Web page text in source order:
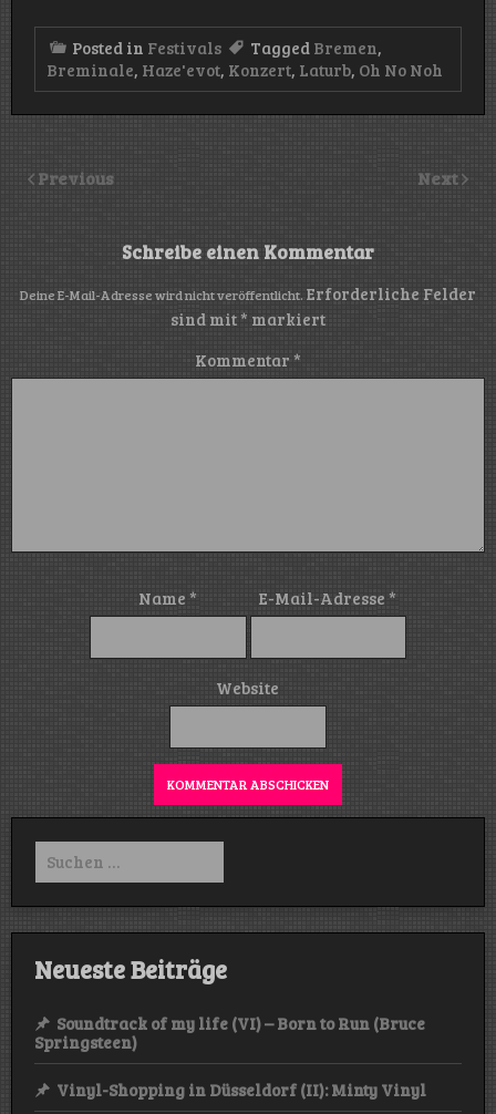
Posted in Festivals Tagged Bremen,
Breminale, Haze'evot, Konzert, Laturb, Oh No Noh
Previous Next
Schreibe einen Kommentar
Deine E-Mail-Adresse wird nicht veröffentlicht. Erforderliche Felder
sind mit* markiert
Kommentar *
Name* E-Mail-Adresse*
Website
Suchen
nach:
Neueste Beiträge
Soundtrack of my life (VI) – Born to Run (Bruce
Springsteen)
Vinyl-Shopping in Düsseldorf (II): Minty Vinyl